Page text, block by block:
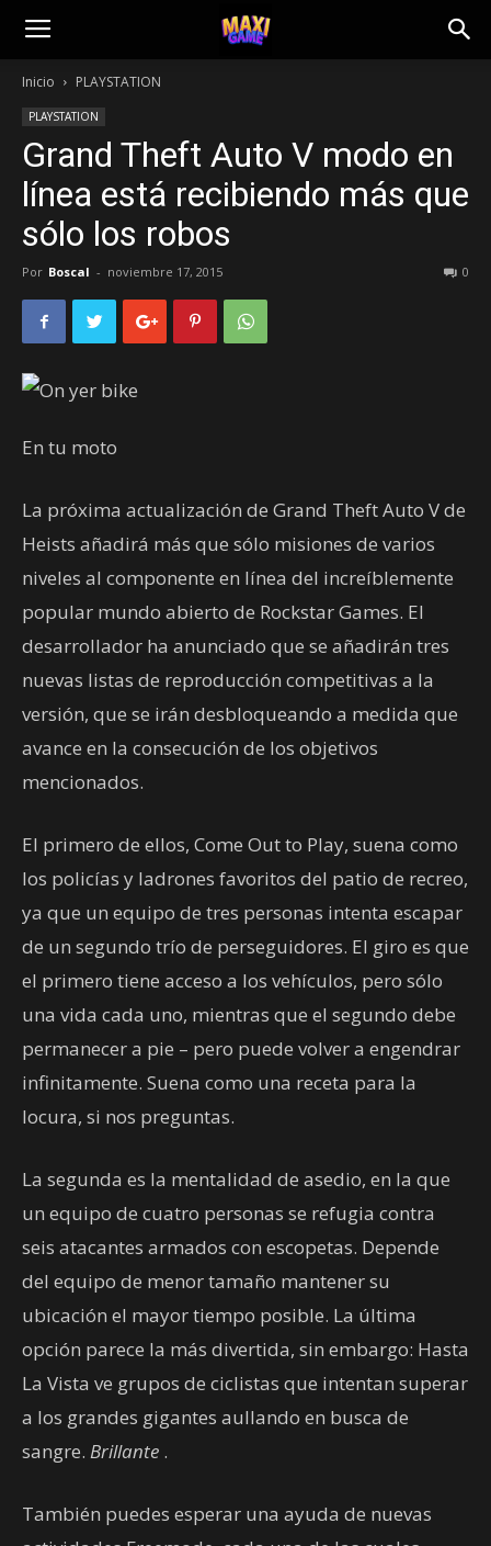
Inicio PLAYSTATION
PLAYSTATION
Grand Theft Auto V modo en
línea está recibiendo más que
sólo los robos
Por Boscal - noviembre 17, 2015 0
En tu moto
La próxima actualización de Grand Theft Auto V de
Heists añadirá más que sólo misiones de varios
niveles al componente en línea del increíblemente
popular mundo abierto de Rockstar Games. El
desarrollador ha anunciado que se añadirán tres
nuevas listas de reproducción competitivas a la
versión, que se irán desbloqueando a medida que
avance en la consecución de los objetivos
mencionados.
El primero de ellos, Come Out to Play, suena como
los policías y ladrones favoritos del patio de recreo,
ya que un equipo de tres personas intenta escapar
de un segundo trío de perseguidores. El giro es que
el primero tiene acceso a los vehículos, pero sólo
una vida cada uno, mientras que el segundo debe
permanecer a pie – pero puede volver a engendrar
infinitamente. Suena como una receta para la
locura, si nos preguntas.
La segunda es la mentalidad de asedio, en la que
un equipo de cuatro personas se refugia contra
seis atacantes armados con escopetas. Depende
del equipo de menor tamaño mantener su
ubicación el mayor tiempo posible. La última
opción parece la más divertida, sin embargo: Hasta
La Vista ve grupos de ciclistas que intentan superar
a los grandes gigantes aullando en busca de
sangre. Brillante .
También puedes esperar una ayuda de nuevas